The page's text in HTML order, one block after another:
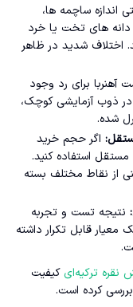
اندازه ساچمه ها،
دانه های تخت یا خرد
اختلاف شدید در ظاهر
آهنربا برای رد وجود
ذوب آزمایشی کوچک،
شده.
اگر حجم خرید
استفاده کنید.
از نقاط مختلف بسته
نتیجه تست و تجربه
قابل تکرار داشته
ترکیه‌ایکیفیت
کرده است.